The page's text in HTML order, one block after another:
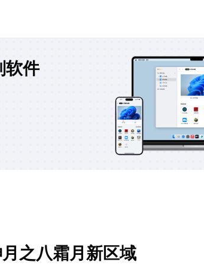
软件
之八霜月新区域